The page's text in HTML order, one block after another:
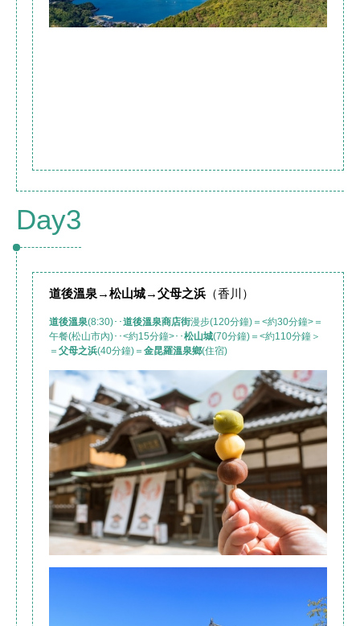
Day3
道後溫泉 →松山城→父母之浜 （香川）
道後溫泉(8:30)･･道後溫泉商店街漫步(120分鐘)＝<約30分鐘>＝
午餐(松山市內)･･<約15分鐘>･･松山城(70分鐘)＝<約110分鐘＞
＝ 父母之浜(40分鐘)＝ 金昆羅溫泉鄉(住宿)